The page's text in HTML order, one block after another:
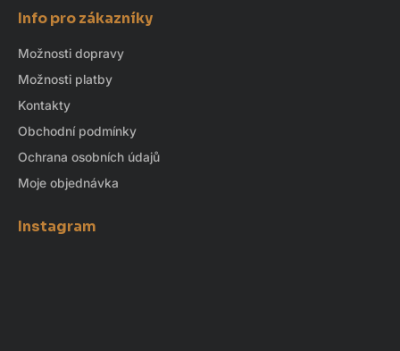
Info pro zákazníky
Možnosti dopravy
Možnosti platby
Kontakty
Obchodní podmínky
Ochrana osobních údajů
Moje objednávka
Instagram